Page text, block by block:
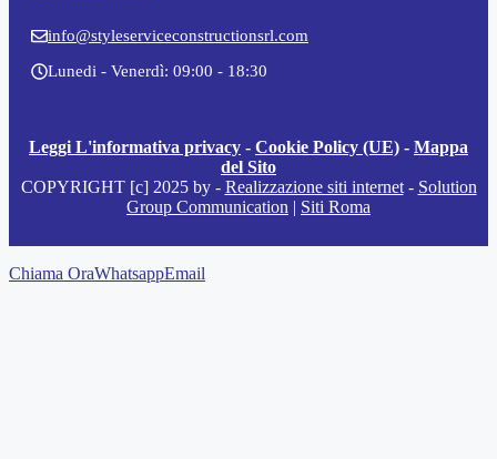
info@styleserviceconstructionsrl.com
Lunedi - Venerdì: 09:00 - 18:30
Leggi L'informativa privacy - Cookie Policy (UE) - Mappa
del Sito
COPYRIGHT [c] 2025 by - Realizzazione siti internet- Solution
Group Communication
Siti Roma
Chiama OraWhatsappEmail